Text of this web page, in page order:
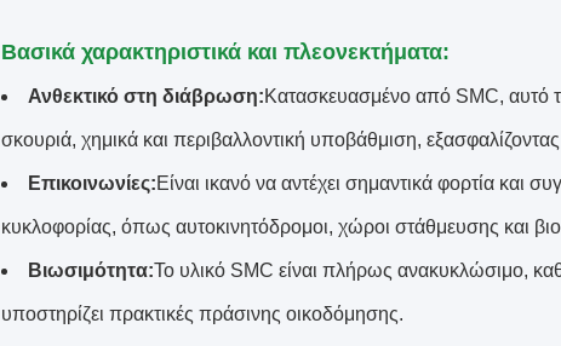
Βασικά χαρακτηριστικά και πλεονεκτήματα:
Ανθεκτικό στη διάβρωση:Κατασκευασμένο από SMC, αυτό
σκουριά, χημικά και περιβαλλοντική υποβάθμιση,
Επικοινωνίες:Είναι ικανό να αντέχει σημαντικά φορτία και
κυκλοφορίας, όπως αυτοκινητόδρομοι, χώροι στάθμευσης και
Βιωσιμότητα:Το υλικό SMC είναι πλήρως ανακυκλώσιμο,
υποστηρίζει πρακτικές πράσινης οικοδόμησης.